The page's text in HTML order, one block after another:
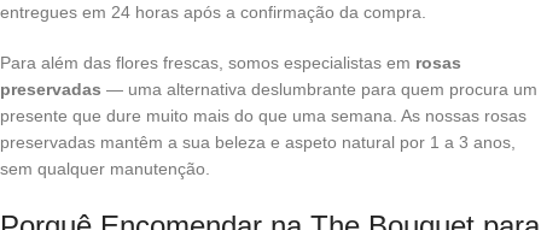
entregues em 24 horas após a confirmação da compra.
Para além das flores frescas, somos especialistas em rosas
preservadas — uma alternativa deslumbrante para quem procura um
presente que dure muito mais do que uma semana. As nossas rosas
preservadas mantêm a sua beleza e aspeto natural por 1 a 3 anos,
sem qualquer manutenção.